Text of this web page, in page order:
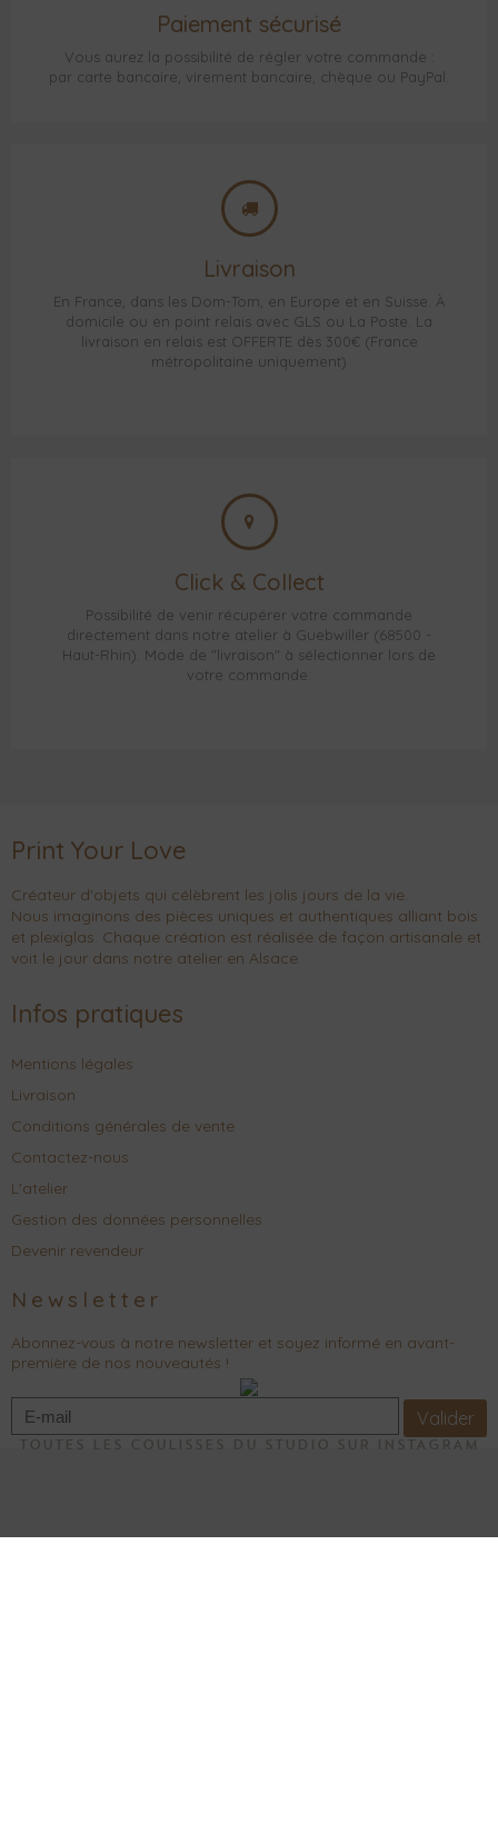
Paiement sécurisé
Vous aurez la possibilité de régler votre commande :
par carte bancaire, virement bancaire, chèque ou PayPal.
Livraison
En France, dans les Dom-Tom, en Europe et en Suisse. À
domicile ou en point relais avec GLS ou La Poste. La
livraison en relais est OFFERTE dès 300€ (France
métropolitaine uniquement)
Click & Collect
Possibilité de venir récupérer votre commande
directement dans notre atelier à Guebwiller (68500 -
Haut-Rhin). Mode de "livraison" à sélectionner lors de
votre commande.
Print Your Love
Créateur d'objets qui célèbrent les jolis jours de la vie.
Nous imaginons des pièces uniques et authentiques alliant bois
et plexiglas. Chaque création est réalisée de façon artisanale et
voit le jour dans notre atelier en Alsace.
Infos pratiques
Mentions légales
Livraison
Conditions générales de vente
Contactez-nous
L'atelier
Gestion des données personnelles
Devenir revendeur
Newsletter
Abonnez-vous à notre newsletter et soyez informé en avant-
première de nos nouveautés !
Valider
TOUTES LES COULISSES DU STUDIO SUR INSTAGRAM